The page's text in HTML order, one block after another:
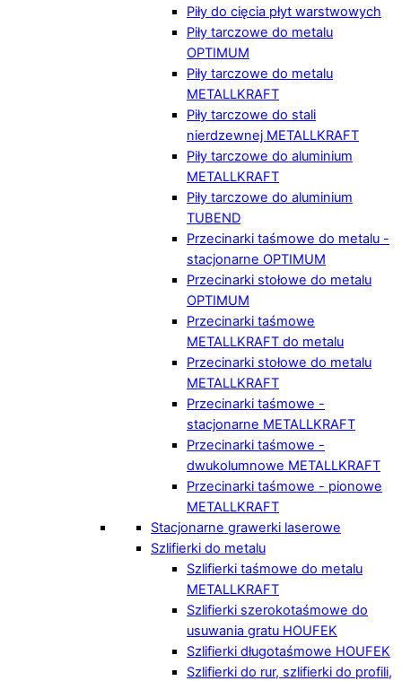
Piły do cięcia płyt warstwowych
Piły tarczowe do metalu
OPTIMUM
Piły tarczowe do metalu
METALLKRAFT
Piły tarczowe do stali
nierdzewnej METALLKRAFT
Piły tarczowe do aluminium
METALLKRAFT
Piły tarczowe do aluminium
TUBEND
Przecinarki taśmowe do metalu -
stacjonarne OPTIMUM
Przecinarki stołowe do metalu
OPTIMUM
Przecinarki taśmowe
METALLKRAFT do metalu
Przecinarki stołowe do metalu
METALLKRAFT
Przecinarki taśmowe -
stacjonarne METALLKRAFT
Przecinarki taśmowe -
dwukolumnowe METALLKRAFT
Przecinarki taśmowe - pionowe
METALLKRAFT
Stacjonarne grawerki laserowe
Szlifierki do metalu
Szlifierki taśmowe do metalu
METALLKRAFT
Szlifierki szerokotaśmowe do
usuwania gratu HOUFEK
Szlifierki długotaśmowe HOUFEK
Szlifierki do rur, szlifierki do profili,